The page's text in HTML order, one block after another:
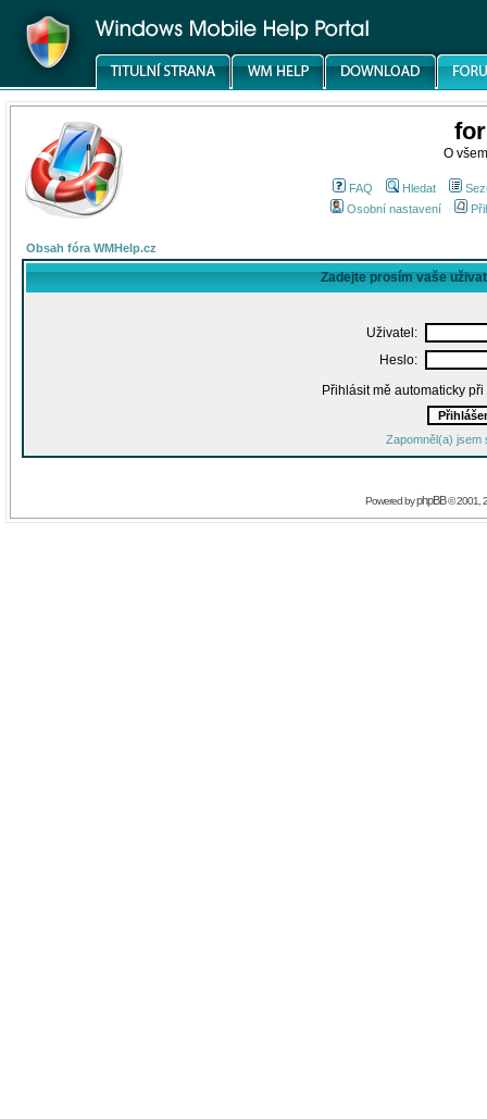
O
FAQ Hledat
Osobní nastavení
Obsah fóra WMHelp.cz
Zadejte prosím vaše
Uživatel:
Heslo:
Přihlásit mě automaticky
Zapomněl(a) jsem
Powered byphpBB© 2001,